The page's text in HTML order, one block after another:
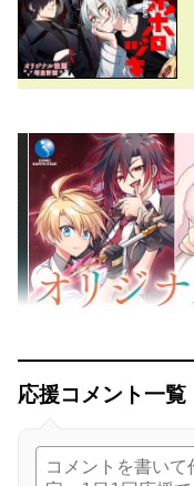
応援コメント一覧